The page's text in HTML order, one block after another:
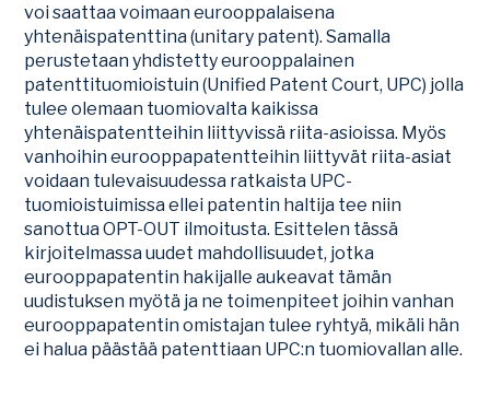
voi saattaa voimaan eurooppalaisena
yhtenäispatenttina (unitary patent). Samalla
perustetaan yhdistetty eurooppalainen
patenttituomioistuin (Unified Patent Court, UPC) jolla
tulee olemaan tuomiovalta kaikissa
yhtenäispatentteihin liittyvissä riita-asioissa. Myös
vanhoihin eurooppapatentteihin liittyvät riita-asiat
voidaan tulevaisuudessa ratkaista UPC-
tuomioistuimissa ellei patentin haltija tee niin
sanottua OPT-OUT ilmoitusta. Esittelen tässä
kirjoitelmassa uudet mahdollisuudet, jotka
eurooppapatentin hakijalle aukeavat tämän
uudistuksen myötä ja ne toimenpiteet joihin vanhan
eurooppapatentin omistajan tulee ryhtyä, mikäli hän
ei halua päästää patenttiaan UPC:n tuomiovallan alle.